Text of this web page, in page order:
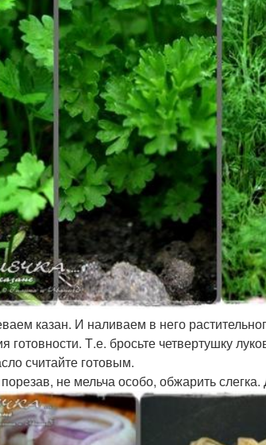
казан. И наливаем в него
Т.е. бросьте четвертушку
считайте готовым.
не мельча особо, обжарить слегка.